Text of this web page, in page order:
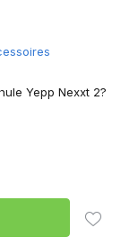
Yepp Nexxt 2?